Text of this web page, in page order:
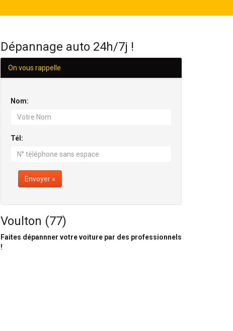
H/24
Dépannage auto 24h/7j !
On vous rappelle
Nom:
Tél:
Envoyer »
Voulton (77)
Faites dépannner votre voiture par des professionnels
!